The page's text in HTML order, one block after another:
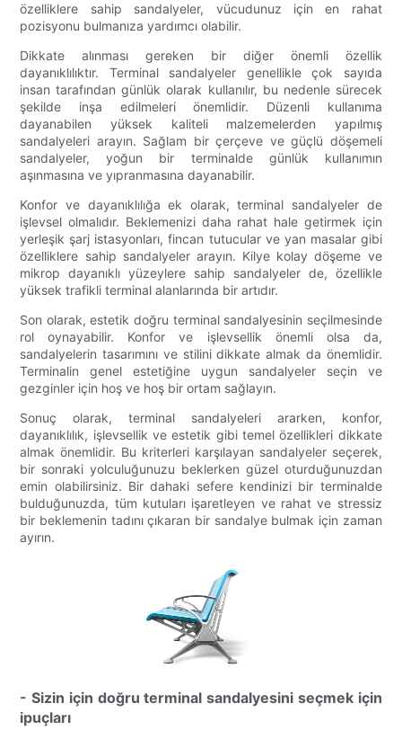
özelliklere sahip sandalyeler, vücudunuz için en rahat
pozisyonu bulmanıza yardımcı olabilir.
Dikkate alınması gereken bir diğer önemli özellik
dayanıklılıktır. Terminal sandalyeler genellikle çok sayıda
insan tarafından günlük olarak kullanılır, bu nedenle sürecek
şekilde inşa edilmeleri önemlidir. Düzenli kullanıma
dayanabilen yüksek kaliteli malzemelerden yapılmış
sandalyeleri arayın. Sağlam bir çerçeve ve güçlü döşemeli
sandalyeler, yoğun bir terminalde günlük kullanımın
aşınmasına ve yıpranmasına dayanabilir.
Konfor ve dayanıklılığa ek olarak, terminal sandalyeler de
işlevsel olmalıdır. Beklemenizi daha rahat hale getirmek için
yerleşik şarj istasyonları, fincan tutucular ve yan masalar gibi
özelliklere sahip sandalyeler arayın. Kilye kolay döşeme ve
mikrop dayanıklı yüzeylere sahip sandalyeler de, özellikle
yüksek trafikli terminal alanlarında bir artıdır.
Son olarak, estetik doğru terminal sandalyesinin seçilmesinde
rol oynayabilir. Konfor ve işlevsellik önemli olsa da,
sandalyelerin tasarımını ve stilini dikkate almak da önemlidir.
Terminalin genel estetiğine uygun sandalyeler seçin ve
gezginler için hoş ve hoş bir ortam sağlayın.
Sonuç olarak, terminal sandalyeleri ararken, konfor,
dayanıklılık, işlevsellik ve estetik gibi temel özellikleri dikkate
almak önemlidir. Bu kriterleri karşılayan sandalyeler seçerek,
bir sonraki yolculuğunuzu beklerken güzel oturduğunuzdan
emin olabilirsiniz. Bir dahaki sefere kendinizi bir terminalde
bulduğunuzda, tüm kutuları işaretleyen ve rahat ve stressiz
bir beklemenin tadını çıkaran bir sandalye bulmak için zaman
ayırın.
- Sizin için doğru terminal sandalyesini seçmek için
ipuçları